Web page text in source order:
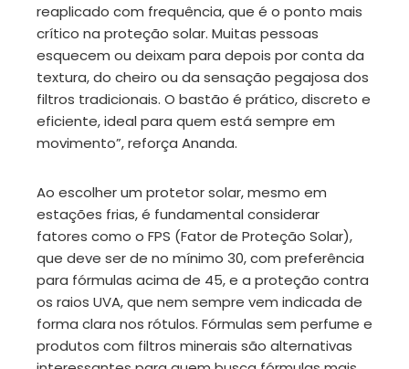
reaplicado com frequência, que é o ponto mais
crítico na proteção solar. Muitas pessoas
esquecem ou deixam para depois por conta da
textura, do cheiro ou da sensação pegajosa dos
filtros tradicionais. O bastão é prático, discreto e
eficiente, ideal para quem está sempre em
movimento”, reforça Ananda.
Ao escolher um protetor solar, mesmo em
estações frias, é fundamental considerar
fatores como o FPS (Fator de Proteção Solar),
que deve ser de no mínimo 30, com preferência
para fórmulas acima de 45, e a proteção contra
os raios UVA, que nem sempre vem indicada de
forma clara nos rótulos. Fórmulas sem perfume e
produtos com filtros minerais são alternativas